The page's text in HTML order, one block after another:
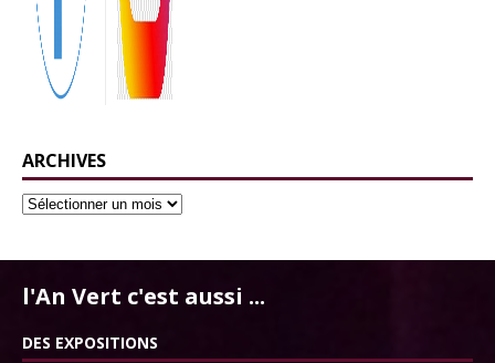
ARCHIVES
l'An Vert c'est aussi ...
DES EXPOSITIONS